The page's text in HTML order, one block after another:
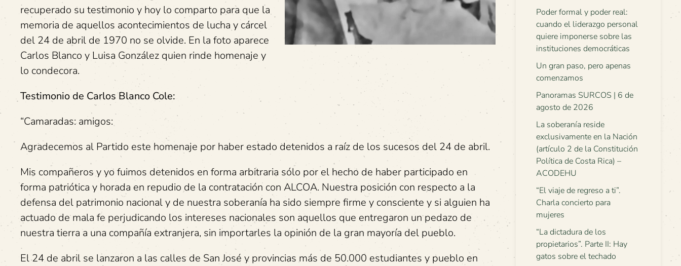
recuperado su testimonio y hoy lo comparto para que la
memoria de aquellos acontecimientos de lucha y cárcel
del 24 de abril de 1970 no se olvide. En la foto aparece
Carlos Blanco y Luisa González quien rinde homenaje y
lo condecora.
Testimonio de Carlos Blanco Cole:
“Camaradas: amigos:
Agradecemos al Partido este homenaje por haber estado detenidos a raíz de los sucesos del 24 de abril.
Mis compañeros y yo fuimos detenidos en forma arbitraria sólo por el hecho de haber participado en
forma patriótica y horada en repudio de la contratación con ALCOA. Nuestra posición con respecto a la
defensa del patrimonio nacional y de nuestra soberanía ha sido siempre firme y consciente y si alguien ha
actuado de mala fe perjudicando los intereses nacionales son aquellos que entregaron un pedazo de
nuestra tierra a una compañía extranjera, sin importarles la opinión de la gran mayoría del pueblo.
El 24 de abril se lanzaron a las calles de San José y provincias más de 50.000 estudiantes y pueblo en
Poder formal y poder real:
cuando el liderazgo personal
quiere imponerse sobre las
instituciones democráticas
Un gran paso, pero apenas
comenzamos
Panoramas SURCOS | 6 de
agosto de 2026
La soberanía reside
exclusivamente en la Nación
(artículo 2 de la Constitución
Política de Costa Rica) –
ACODEHU
“El viaje de regreso a ti”.
Charla concierto para
mujeres
“La dictadura de los
propietarios”. Parte II: Hay
gatos sobre el techado